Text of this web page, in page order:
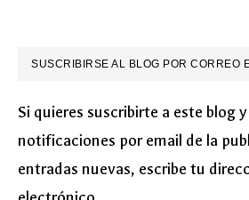
SUSCRIBIRSE AL BLOG POR CORREO
Si quieres suscribirte a este blog
notificaciones por email de la
entradas nuevas, escribe tu